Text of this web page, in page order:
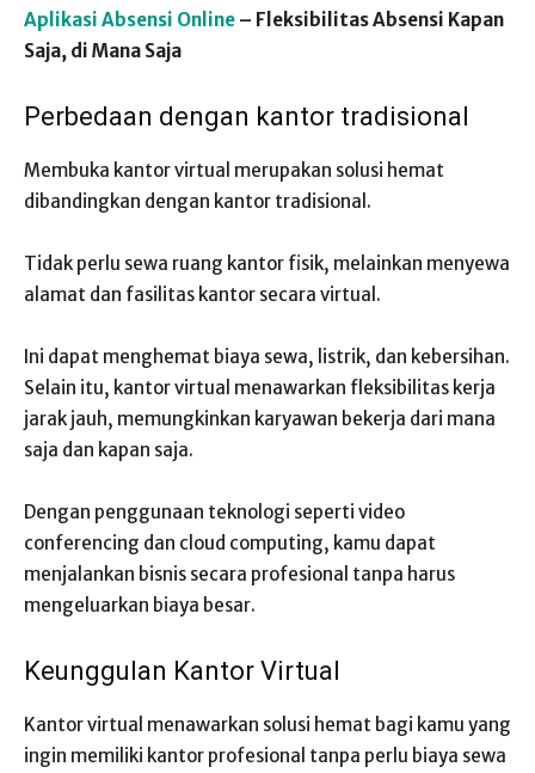
Aplikasi Absensi Online – Fleksibilitas Absensi Kapan
Saja, di Mana Saja
Perbedaan dengan kantor tradisional
Membuka kantor virtual merupakan solusi hemat
dibandingkan dengan kantor tradisional.
Tidak perlu sewa ruang kantor fisik, melainkan menyewa
alamat dan fasilitas kantor secara virtual.
Ini dapat menghemat biaya sewa, listrik, dan kebersihan.
Selain itu, kantor virtual menawarkan fleksibilitas kerja
jarak jauh, memungkinkan karyawan bekerja dari mana
saja dan kapan saja.
Dengan penggunaan teknologi seperti video
conferencing dan cloud computing, kamu dapat
menjalankan bisnis secara profesional tanpa harus
mengeluarkan biaya besar.
Keunggulan Kantor Virtual
Kantor virtual menawarkan solusi hemat bagi kamu yang
ingin memiliki kantor profesional tanpa perlu biaya sewa